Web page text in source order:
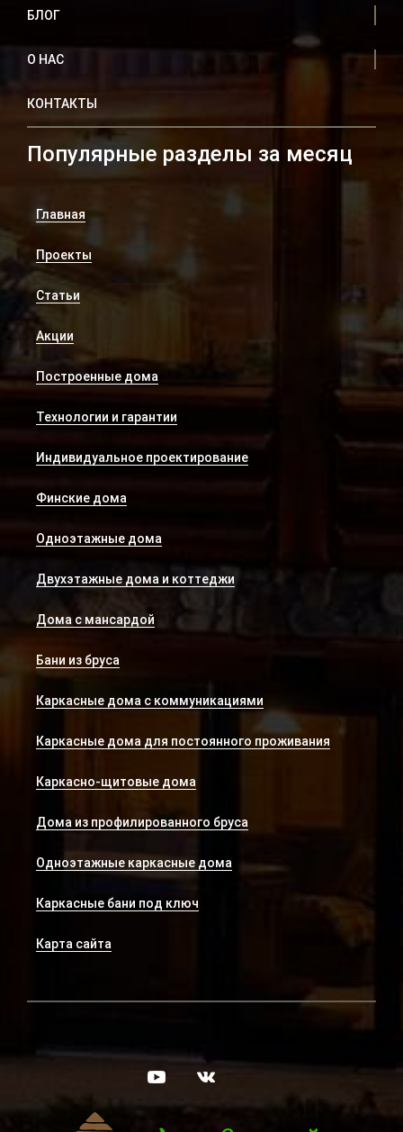
БЛОГ
О НАС
КОНТАКТЫ
Популярные разделы за месяц
Главная
Проекты
Статьи
Акции
Построенные дома
Технологии и гарантии
Индивидуальное проектирование
Финские дома
Одноэтажные дома
Двухэтажные дома и коттеджи
Дома с мансардой
Бани из бруса
Каркасные дома с коммуникациями
Каркасные дома для постоянного проживания
Каркасно-щитовые дома
Дома из профилированного бруса
Одноэтажные каркасные дома
Каркасные бани под ключ
Карта сайта